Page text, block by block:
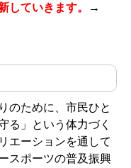
していきます。
→
のために、市民ひと
る」という体力づく
エーションを通して
スポーツの普及振興